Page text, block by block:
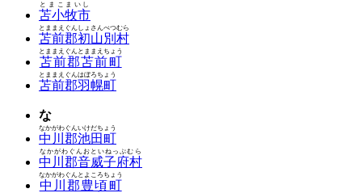
苫小牧市
とまこまいし
苫前郡初山別村
とままえぐんしょさんべつむら
苫前郡苫前町
とままえぐんとままえちょう
苫前郡羽幌町
とままえぐんはぼろちょう
な
中川郡池田町
なかがわぐんいけだちょう
中川郡音威子府村
なかがわぐんおといねっぷむら
中川郡豊頃町
なかがわぐんとよころちょう